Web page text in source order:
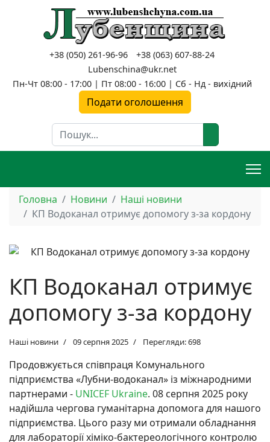
+38 (050) 261-96-96
+38 (063) 607-88-24
Lubenschina@ukr.net
Пн-Чт 08:00 - 17:00 | Пт 08:00 - 16:00 | Сб - Нд - вихідний
Подати оголошення
Пошук
Головна Новини
Наші новини
КП Водоканал отримує допомогу з-за кордону
КП Водоканал отримує
допомогу з-за кордону
Наші новини 09 серпня 2025 Перегляди: 698
Продовжується співпраця Комунального
підприємства «Лубни-водоканал» із міжнародними
партнерами - UNICEF Ukraine. 08 серпня 2025 року
надійшла чергова гуманітарна допомога для нашого
підприємства. Цього разу ми отримали обладнання
для лабораторії хіміко-бактереологічного контролю